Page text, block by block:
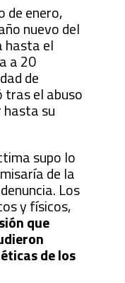
de enero,
nuevo del
hasta el
a 20
de
tras el abuso
hasta su
supo lo
de la
Los
y físicos,
que
de los